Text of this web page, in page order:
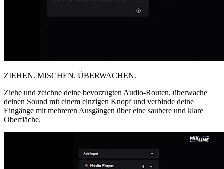
ZIEHEN. MISCHEN. ÜBERWACHEN.
Ziehe und zeichne deine bevorzugten Audio-Routen, überwache
deinen Sound mit einem einzigen Knopf und verbinde deine
Eingänge mit mehreren Ausgängen über eine saubere und klare
Oberfläche.